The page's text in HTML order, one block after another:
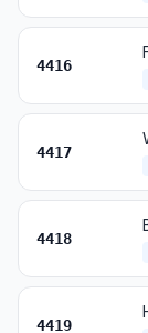
4416
4417
4418
4419